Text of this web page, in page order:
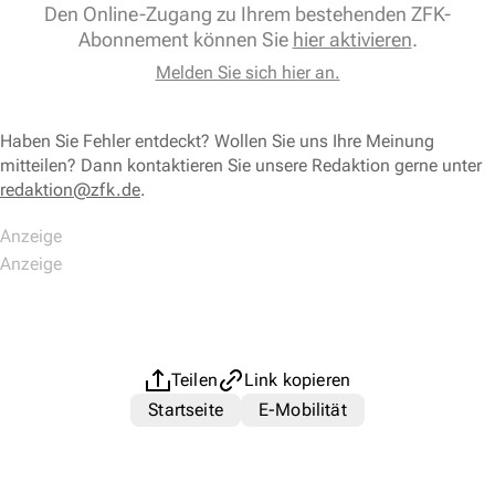
Den Online-Zugang zu Ihrem bestehenden ZFK-
Abonnement können Sie hier aktivieren.
Melden Sie sich hier an.
Haben Sie Fehler entdeckt? Wollen Sie uns Ihre Meinung
mitteilen? Dann kontaktieren Sie unsere Redaktion gerne unter
redaktion@zfk.de.
Teilen
Link kopieren
Startseite
E-Mobilität